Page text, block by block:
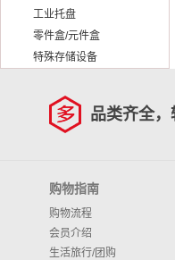
工业托盘
零件盒/元件盒
特殊存储设备
品类齐全
购物指南
购物流程
会员介绍
生活旅行/团购